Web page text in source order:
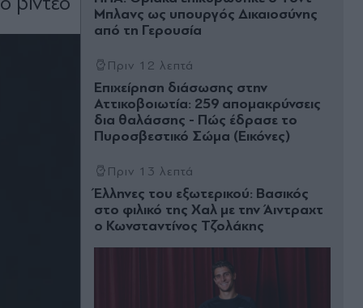
Μπλανς ως υπουργός Δικαιοσύνης
από τη Γερουσία
Πριν 12 λεπτά
Eπιχείρηση διάσωσης στην
Αττικοβοιωτία: 259 απομακρύνσεις
δια θαλάσσης - Πώς έδρασε το
Πυροσβεστικό Σώμα (Εικόνες)
Πριν 13 λεπτά
Έλληνες του εξωτερικού: Βασικός
στο φιλικό της Χαλ με την Άιντραχτ
ο Κωνσταντίνος Τζολάκης